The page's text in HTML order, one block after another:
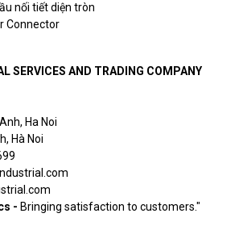
nối tiết diện tròn
Connector
SERVICES AND TRADING COMPANY
Ha Noi
Hà Noi
- Bringing satisfaction to customers."